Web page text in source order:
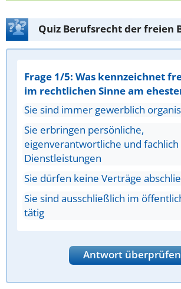
Quiz Berufsrecht der freien
Frage 1/5: Was kennzeichnet
im rechtlichen Sinne am
Sie sind immer gewerblich
Sie erbringen persönliche,
eigenverantwortliche und fachlich
Dienstleistungen
Sie dürfen keine Verträge
Sie sind ausschließlich im
tätig
Antwort überprüfen